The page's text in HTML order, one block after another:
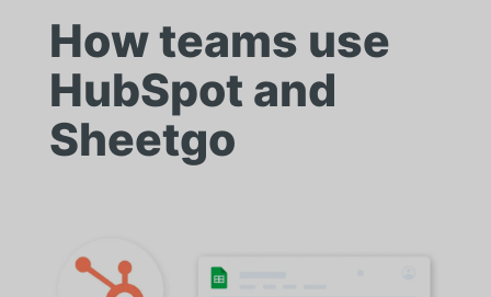
How teams use
HubSpot and
Sheetgo